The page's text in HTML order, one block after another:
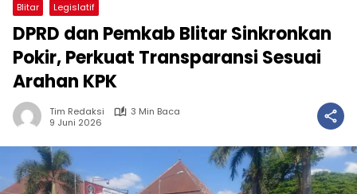
Blitar Legislatif
DPRD dan Pemkab Blitar Sinkronkan
Pokir, Perkuat Transparansi Sesuai
Arahan KPK
Tim Redaksi
3 Min Baca
9 Juni 2026